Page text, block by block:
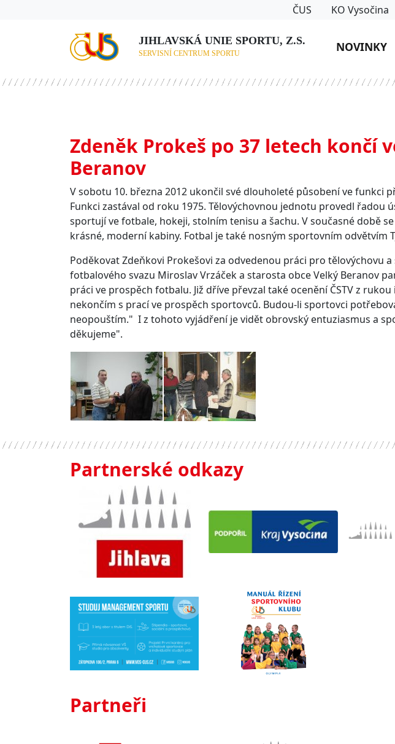
ČUS KO Vysočina
JIHLAVSKÁ UNIE SPORTU, Z.S.
SERVISNÍ CENTRUM SPORTU NOVINKY
Zdeněk Prokeš po 37 letech končí
Beranov
V sobotu 10. března 2012 ukončil své dlouholeté působení ve funkci
Funkci zastával od roku 1975. Tělovýchovnou jednotu provedl řadou
sportují ve fotbale, hokeji, stolním tenisu a šachu. V současné době
krásné, moderní kabiny. Fotbal je také nosným sportovním odvětvím
Poděkovat Zdeňkovi Prokešovi za odvedenou práci pro tělovýchovu
fotbalového svazu Miroslav Vrzáček a starosta obce Velký Beranov
práci ve prospěch fotbalu. Již dříve převzal také ocenění ČSTV z
nekončím s prací ve prospěch sportovců. Budou-li sportovci
neopouštím." I z tohoto vyjádření je vidět obrovský entuziasmus a
děkujeme".
Partnerské odkazy
Partneři